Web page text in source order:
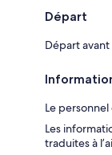
Départ
Départ avant
Le
Les
traduites à